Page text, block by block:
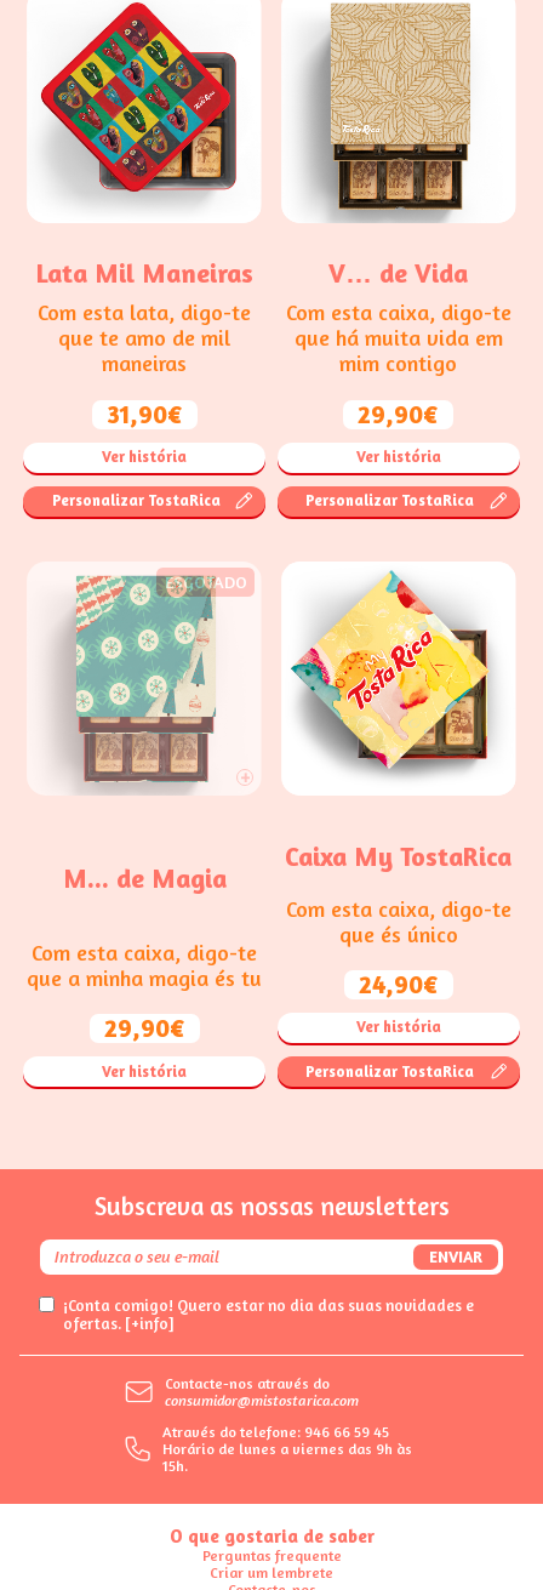
Lata Mil Maneiras
Com esta lata, digo-te
que te amo de mil
maneiras
31,90€
Ver história
Personalizar TostaRica
V… de Vida
Com esta caixa, digo-te
que há muita vida em
mim contigo
29,90€
Ver história
Personalizar TostaRica
ESGOTADO
M... de Magia
Com esta caixa, digo-te
que a minha magia és tu
29,90€
Ver história
Caixa My TostaRica
Com esta caixa, digo-te
que és único
24,90€
Ver história
Personalizar TostaRica
Subscreva as nossas newsletters
ENVIAR
¡Conta comigo! Quero estar no dia das suas novidades e
ofertas. [+info]
Contacte-nos através do
consumidor@mistostarica.com
Através do telefone: 946 66 59 45
Horário de lunes a viernes das 9h às
15h.
O que gostaria de saber
Perguntas frequente
Criar um lembrete